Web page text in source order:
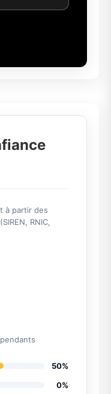
à partir des
RNIC,
50%
0%